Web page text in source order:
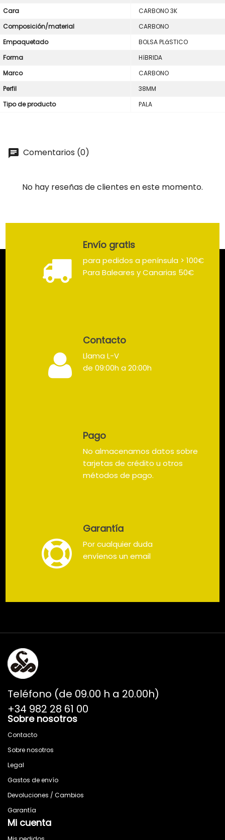
Cara
CARBONO 3K
Composición/material
CARBONO
Empaquetado
BOLSA PLáSTICO
Forma
HíBRIDA
Marco
CARBONO
Perfil
38MM
Tipo de producto
PALA
Comentarios (0)
No hay reseñas de clientes en este momento.
Envío gratis
para pedidos a península > 100€
Para Baleares y Canarias 50€
Contacto
Llama L-V
de 09:00h a 20:00h
Pago
No almacenamos datos sobre
tarjetas de crédito u otros
métodos de pago.
Garantía
Por cualquier duda
envíenos un email
Teléfono (de 09.00 h a 20.00h)
+34 982 28 61 00
Sobre nosotros
Contacto
Sobre nosotros
Legal
Gastos de envío
Devoluciones / Cambios
Garantía
Mi cuenta